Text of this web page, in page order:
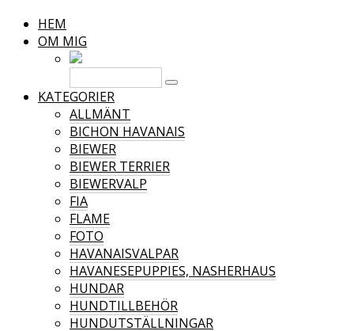
HEM
OM MIG
KATEGORIER
ALLMÄNT
BICHON HAVANAIS
BIEWER
BIEWER TERRIER
BIEWERVALP
FIA
FLAME
FOTO
HAVANAISVALPAR
HAVANESEPUPPIES, NASHERHAUS
HUNDAR
HUNDTILLBEHÖR
HUNDUTSTÄLLNINGAR